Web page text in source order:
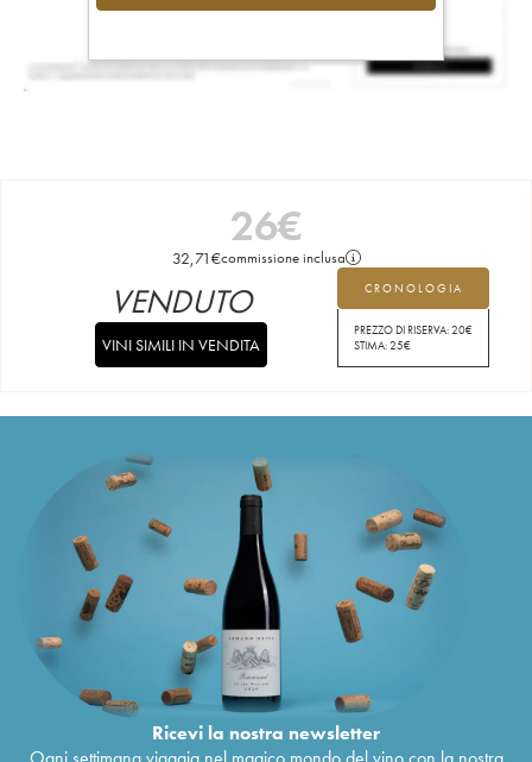
26€
32,71€commissione inclusa
CRONOLOGIA
PREZZO DI RISERVA:20€
STIMA:25€
VENDUTO
VINI SIMILI IN VENDITA
Ricevi la nostra newsletter